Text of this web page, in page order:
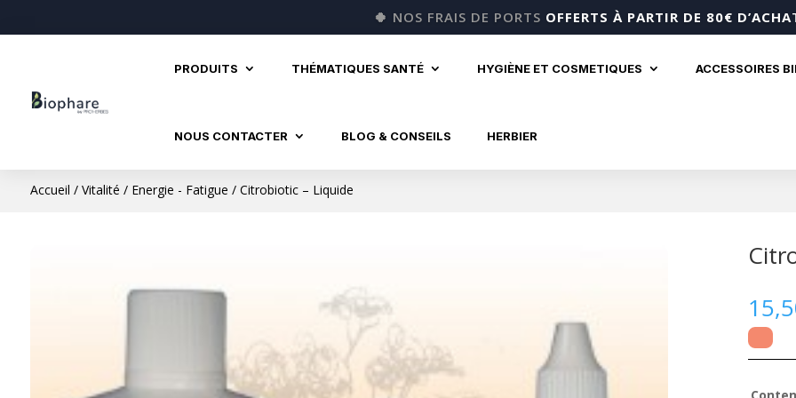
🍀 NOS FRAIS DE PORTS OFFERTS À PARTIR DE 80€ D’ACHA
PRODUITS THÉMATIQUES SANTÉ HYGIÈNE ET COSMETIQUES ACCESSOIRES
NOUS CONTACTER BLOG & CONSEILS HERBIER
Accueil / Vitalité / Energie - Fatigue / Citrobiotic – Liquide